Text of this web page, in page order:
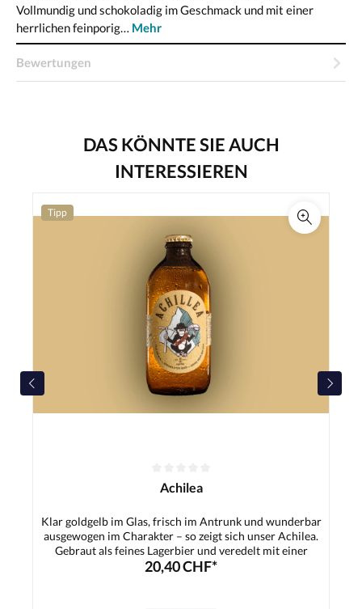
Vollmundig und schokoladig im Geschmack und mit einer
herrlichen feinporig… Mehr
Bewertungen
DAS KÖNNTE SIE AUCH
INTERESSIEREN
Tipp
Achilea
Klar goldgelb im Glas, frisch im Antrunk und wunderbar
ausgewogen im Charakter – so zeigt sich unser Achilea.
Gebraut als feines Lagerbier und veredelt mit einer
besonderen Schafgarbe, bekommt dieses Bier genau das,
20,40 CHF*